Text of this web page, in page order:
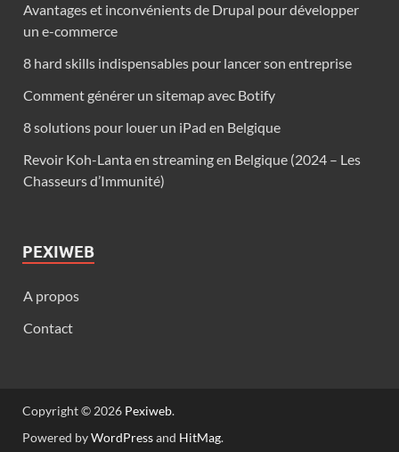
Avantages et inconvénients de Drupal pour développer
un e-commerce
8 hard skills indispensables pour lancer son entreprise
Comment générer un sitemap avec Botify
8 solutions pour louer un iPad en Belgique
Revoir Koh-Lanta en streaming en Belgique (2024 – Les
Chasseurs d’Immunité)
PEXIWEB
A propos
Contact
Copyright © 2026 Pexiweb.
Powered byWordPressand HitMag.